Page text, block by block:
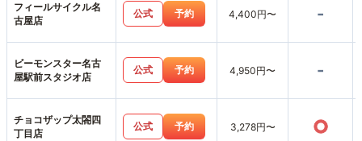
フィールサイクル名
古屋店
公式 予約 4,400円〜 -
ビーモンスター名古
屋駅前スタジオ店
公式 予約 4,950円〜 -
チョコザップ太閤四
丁目店
公式 予約 3,278円〜 ○